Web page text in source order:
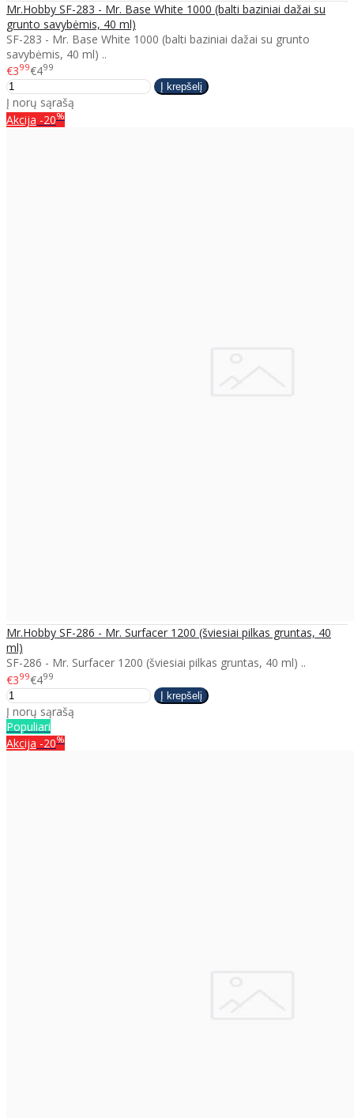
Mr.Hobby SF-283 - Mr. Base White 1000 (balti baziniai dažai su
grunto savybėmis, 40 ml)
SF-283 - Mr. Base White 1000 (balti baziniai dažai su grunto
savybėmis, 40 ml) ..
€399€499
Į norų sąrašą
Akcija -20%
Mr.Hobby SF-286 - Mr. Surfacer 1200 (šviesiai pilkas gruntas, 40
ml)
SF-286 - Mr. Surfacer 1200 (šviesiai pilkas gruntas, 40 ml) ..
€399€499
Į norų sąrašą
Populiari
Akcija -20%